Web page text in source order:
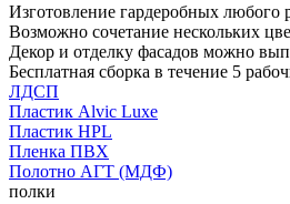
Изготовление гардеробных любого
Возможно сочетание нескольких
Декор и отделку фасадов можно
Бесплатная сборка в течение 5
ЛДСП
Пластик Alvic Luxe
Пластик HPL
Пленка ПВХ
Полотно АГТ (МДФ)
полки